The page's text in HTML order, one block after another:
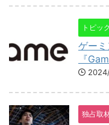
トピック
ゲー
『
独占取